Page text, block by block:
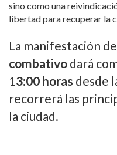
sino como una
libertad para recuperar la
La manifestación
combativo dará
13:00 horas desde
recorrerá las
la ciudad.